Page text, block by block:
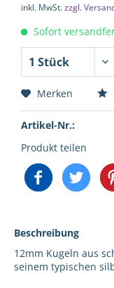
inkl. MwSt.zzgl.
Sofort
Merken
Artikel-Nr.:
Produkt teilen
Beschreibung
12mm Kugeln aus
seinem typischen